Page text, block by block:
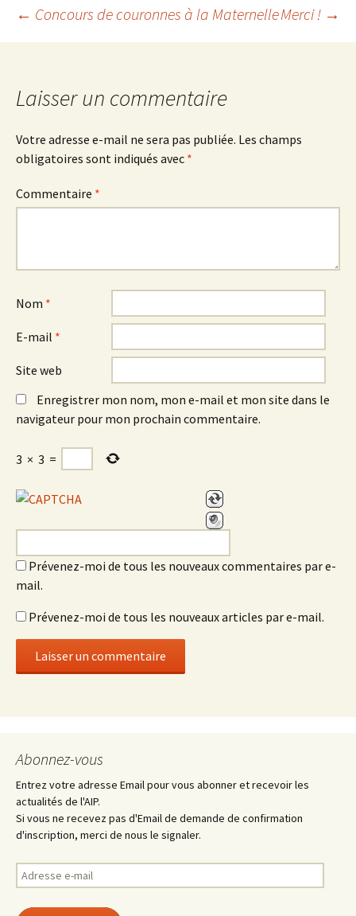
Navigation
articles
← Concours de couronnes à la MaternelleMerci ! →
Laisser un commentaire
Votre adresse e-mail ne sera pas publiée. Les champs
obligatoires sont indiqués avec *
Commentaire *
Nom *
E-mail *
Site web
Enregistrer mon nom, mon e-mail et mon site dans le
navigateur pour mon prochain commentaire.
3 × 3 =
Prévenez-moi de tous les nouveaux commentaires par e-
mail.
Prévenez-moi de tous les nouveaux articles par e-mail.
Abonnez-vous
Entrez votre adresse Email pour vous abonner et recevoir les
actualités de l'AIP.
Si vous ne recevez pas d'Email de demande de confirmation
d'inscription, merci de nous le signaler.
Adresse
e-